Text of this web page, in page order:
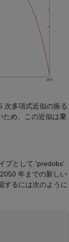
次多項式近似の振る
ため、この近似は棄
プとして 'predobs'
年までの新しい
するには次のように